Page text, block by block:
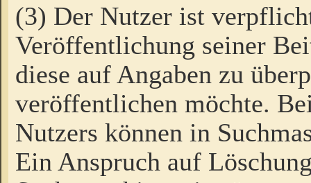
(3) Der Nutzer ist
Veröffentlichung seiner
diese auf Angaben zu
veröffentlichen möchte.
Nutzers können in
Ein Anspruch auf